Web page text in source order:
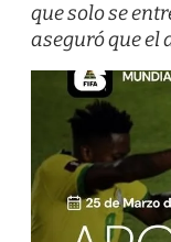
que solo se
aseguró que el